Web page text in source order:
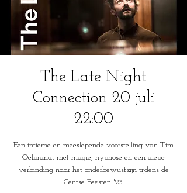
The Late Night
Connection 20 juli
22:00
Een intieme en meeslepende voorstelling van Tim
Oelbrandt met magie, hypnose en een diepe
verbinding naar het onderbewustzijn tijdens de
Gentse Feesten '23.